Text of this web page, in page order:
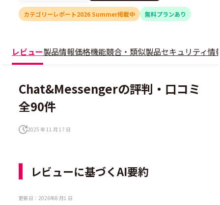
カテゴリーレポート2026 Summer掲載中 無料プランあり
レビュー製品情報価格機能競合・類似製品セキュリティ情
Chat&Messengerの評判・口コミ
全90件
2025 年 11 月 17 日
レビューに基づくAI要約
更新日：2026年8 月1 日